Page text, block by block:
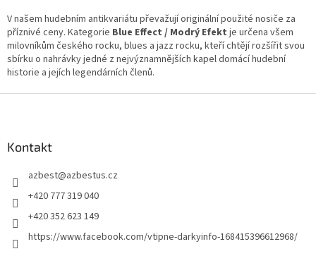
V našem hudebním antikvariátu převažují originální použité nosiče za
příznivé ceny. Kategorie Blue Effect / Modrý Efekt je určena všem
milovníkům českého rocku, blues a jazz rocku, kteří chtějí rozšířit svou
sbírku o nahrávky jedné z nejvýznamnějších kapel domácí hudební
historie a jejích legendárních členů.
Kontakt
azbest@azbestus.cz
+420 777 319 040
+420 352 623 149
https://www.facebook.com/vtipne-darkyinfo-168415396612968/